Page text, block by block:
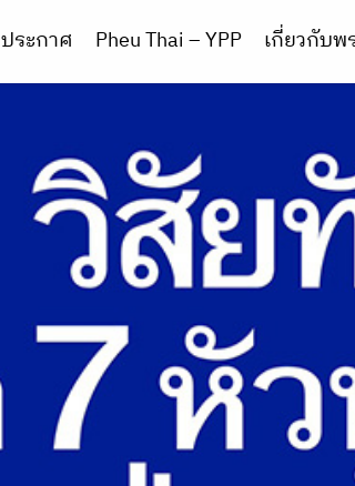
ประกาศ Pheu Thai – YPP เกี่ยวกับพ